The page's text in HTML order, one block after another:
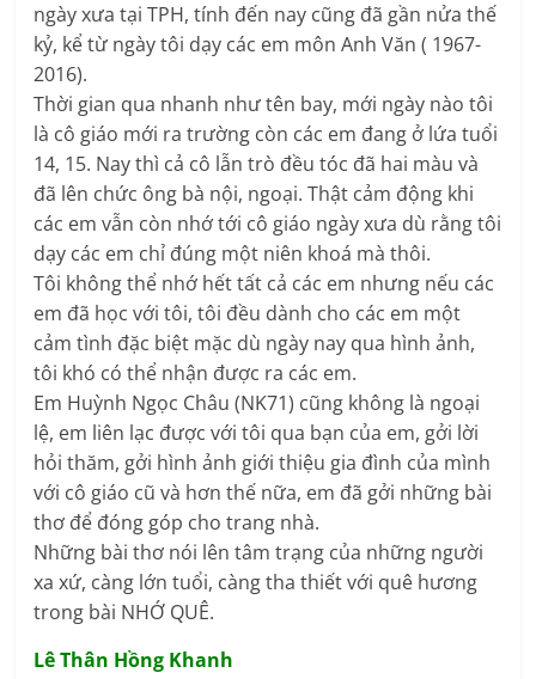
ngày xưa tại TPH, tính đến nay cũng đã gần nửa thế
kỷ, kể từ ngày tôi dạy các em môn Anh Văn ( 1967-
2016).
Thời gian qua nhanh như tên bay, mới ngày nào tôi
là cô giáo mới ra trường còn các em đang ở lứa tuổi
14, 15. Nay thì cả cô lẫn trò đều tóc đã hai màu và
đã lên chức ông bà nội, ngoại. Thật cảm động khi
các em vẫn còn nhớ tới cô giáo ngày xưa dù rằng tôi
dạy các em chỉ đúng một niên khoá mà thôi.
Tôi không thể nhớ hết tất cả các em nhưng nếu các
em đã học với tôi, tôi đều dành cho các em một
cảm tình đặc biệt mặc dù ngày nay qua hình ảnh,
tôi khó có thể nhận được ra các em.
Em Huỳnh Ngọc Châu (NK71) cũng không là ngoại
lệ, em liên lạc được với tôi qua bạn của em, gởi lời
hỏi thăm, gởi hình ảnh giới thiệu gia đình của mình
với cô giáo cũ và hơn thế nữa, em đã gởi những bài
thơ để đóng góp cho trang nhà.
Những bài thơ nói lên tâm trạng của những người
xa xứ, càng lớn tuổi, càng tha thiết với quê hương
trong bài NHỚ QUÊ.
Lê Thân Hồng Khanh